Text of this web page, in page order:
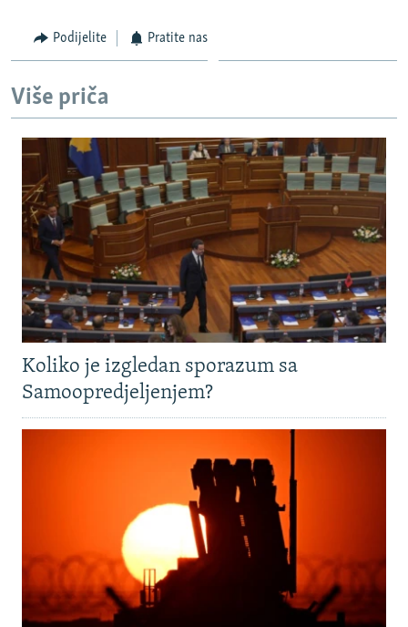
TV LIBERTY
POST SCRIPTUM
TRI DECENIJE OD RATA U BIH
SVE KARTE DEJTONA
NASTANAK I RASPAD JUGOSLAVIJE
Sve RFE/RL stranice
Podijelite Pratite nas
Više priča
Koliko je izgledan sporazum sa
Samoopredjeljenjem?